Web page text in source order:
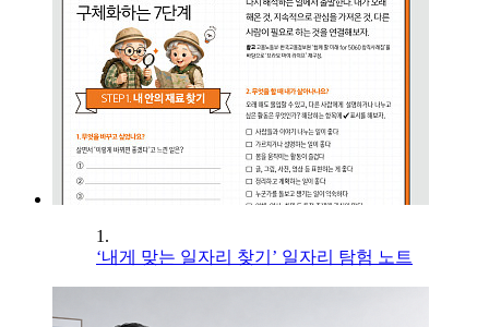
1.
‘내게 맞는 일자리 찾기’ 일자리 탐험 노트